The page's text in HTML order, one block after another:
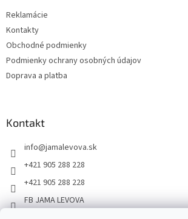
Reklamácie
Kontakty
Obchodné podmienky
Podmienky ochrany osobných údajov
Doprava a platba
Kontakt
info@jamalevova.sk
+421 905 288 228
+421 905 288 228
FB JAMA LEVOVA